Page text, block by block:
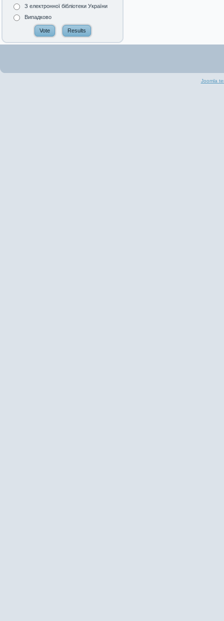
З електронної бібліотеки України
Випадково
Joomla